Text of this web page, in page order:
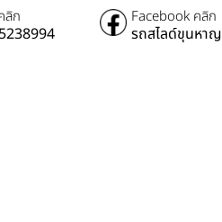
ลิก Facebook คลิก
รถสไลด์ขุนหาญ